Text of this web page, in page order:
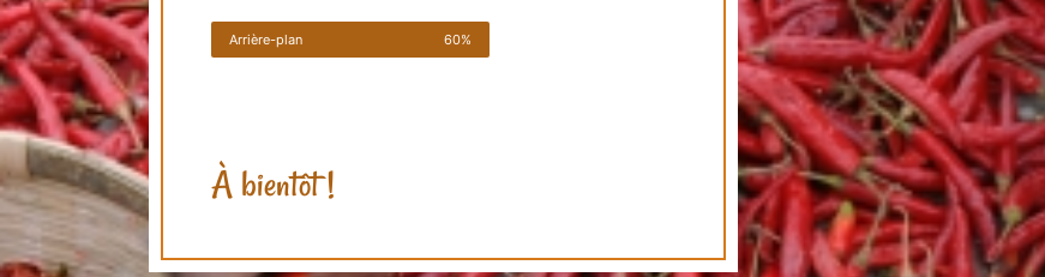
Arrière-plan 60%
À bientôt !